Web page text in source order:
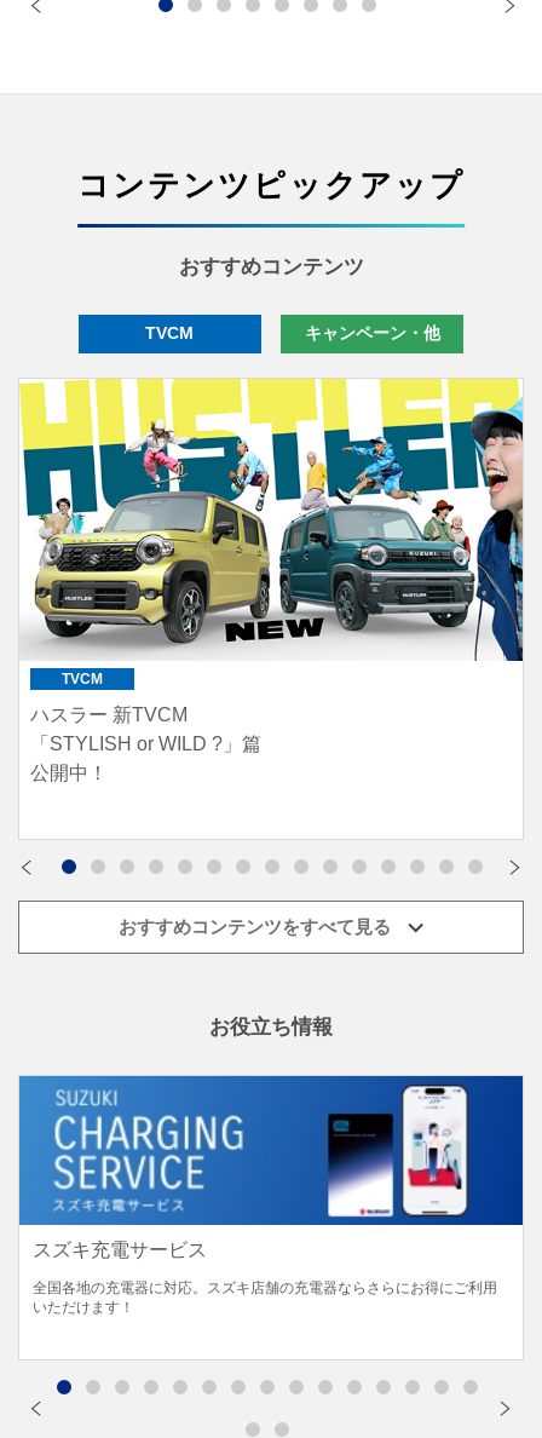
価格：
ソリオ
フロンクス
価格：2,541,000円〜
ラ
価格：
e ビターラ
価格：3,993,000円〜
スーパーキャリイ
Xリミテッド
価格：1,569,700円〜
e
価格：
コンテンツピックアップ
おすすめコンテンツ
TVCM キャンペーン・他
TVCM
ハスラー 新TVCM
「STYLISH or WILD ?」篇
公開中！
おすすめコンテンツをすべて見る
お役立ち情報
スズキ充電サービス
全国各地の充電器に対応。スズキ店舗の充電器ならさらにお得にご利用
いただけます！